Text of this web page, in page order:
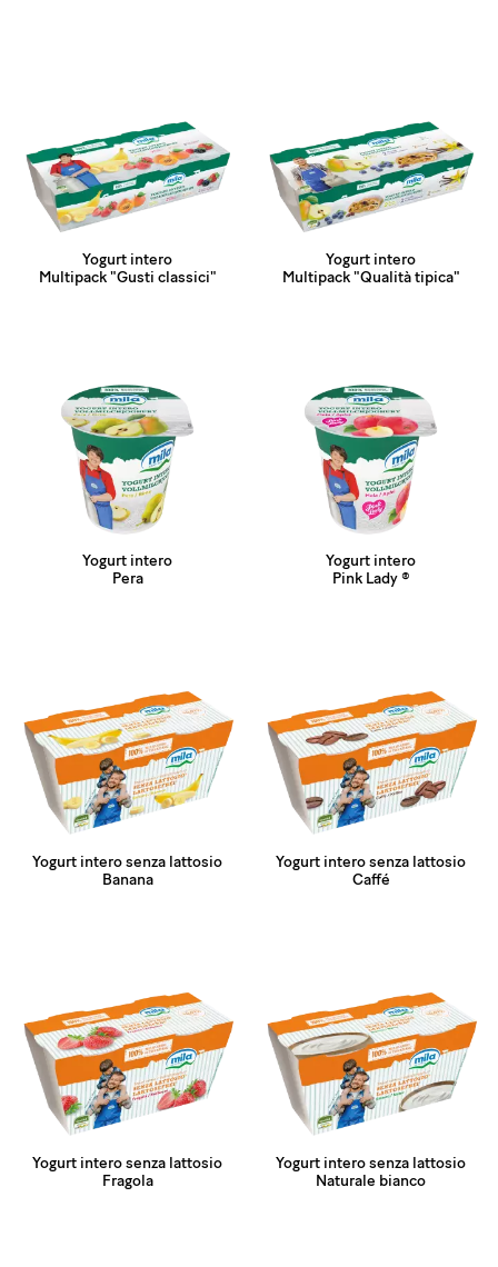
Yogurt intero
Multipack "Gusti classici"
Yogurt intero
Multipack "Qualità tipica"
Yogurt intero
Pera
Yogurt intero
Pink Lady ®
Yogurt intero senza lattosio
Banana
Yogurt intero senza lattosio
Caffé
Yogurt intero senza lattosio
Fragola
Yogurt intero senza lattosio
Naturale bianco